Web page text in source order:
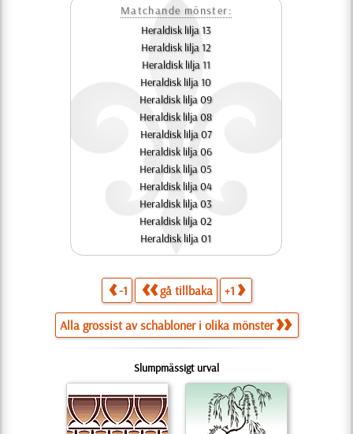
Matchande mönster:
Heraldisk lilja 13
Heraldisk lilja 12
Heraldisk lilja 11
Heraldisk lilja 10
Heraldisk lilja 09
Heraldisk lilja 08
Heraldisk lilja 07
Heraldisk lilja 06
Heraldisk lilja 05
Heraldisk lilja 04
Heraldisk lilja 03
Heraldisk lilja 02
Heraldisk lilja 01
-1 gå tillbaka +1
Alla grossist av schabloner i olika mönster
Slumpmässigt urval